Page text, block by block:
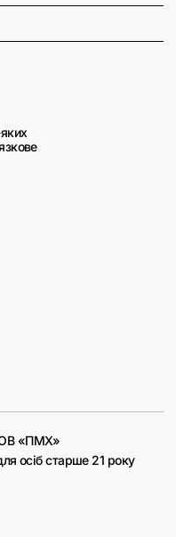
«ПМХ»
осіб старше 21 року